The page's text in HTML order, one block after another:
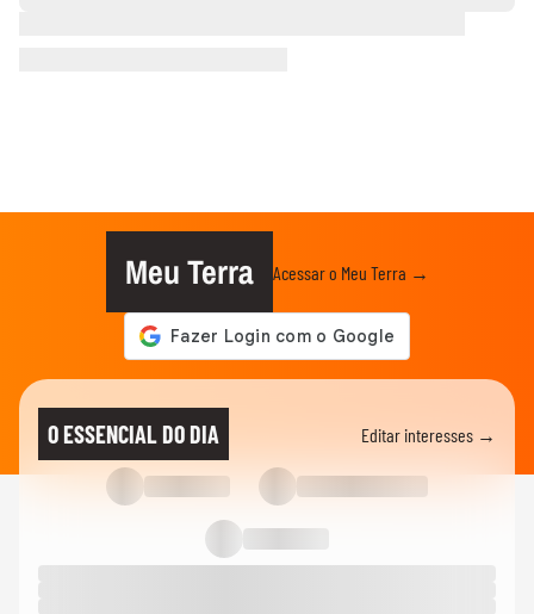
Meu Terra Acessar o Meu Terra →
O ESSENCIAL DO DIA Editar interesses →